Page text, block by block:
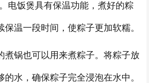
电饭煲具有保温功能，煮好的粽
保温一段时间，使粽子更加软糯。
煮锅也可以用来煮粽子。将粽子放
的水，确保粽子完全浸泡在水中。